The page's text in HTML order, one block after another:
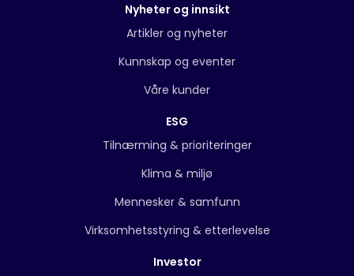
Nyheter og innsikt
Artikler og nyheter
Kunnskap og eventer
Våre kunder
ESG
Tilnærming & prioriteringer
Klima & miljø
Mennesker & samfunn
Virksomhetsstyring & etterlevelse
Investor